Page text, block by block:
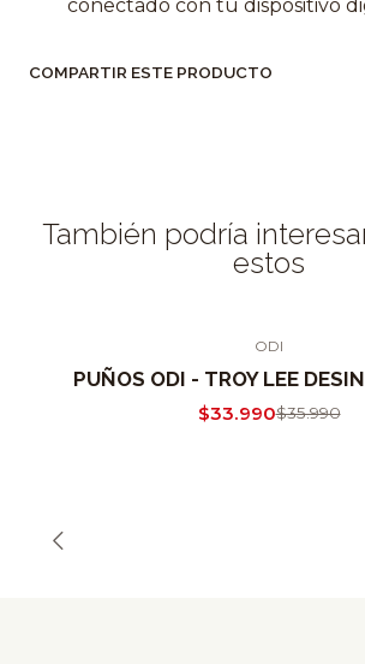
conectado con tu dispositivo
COMPARTIR ESTE PRODUCTO
También podría
estos
-6% OFF
ODI
PUÑOS ODI - TROY LEE
$33.990$35.990